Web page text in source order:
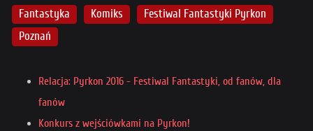
Fantastyka Komiks
Festiwal Fantastyki Pyrkon
Poznań
Relacja: Pyrkon 2016 - Festiwal Fantastyki, od fanów, dla
fanów
Konkurs z wejściówkami na Pyrkon!